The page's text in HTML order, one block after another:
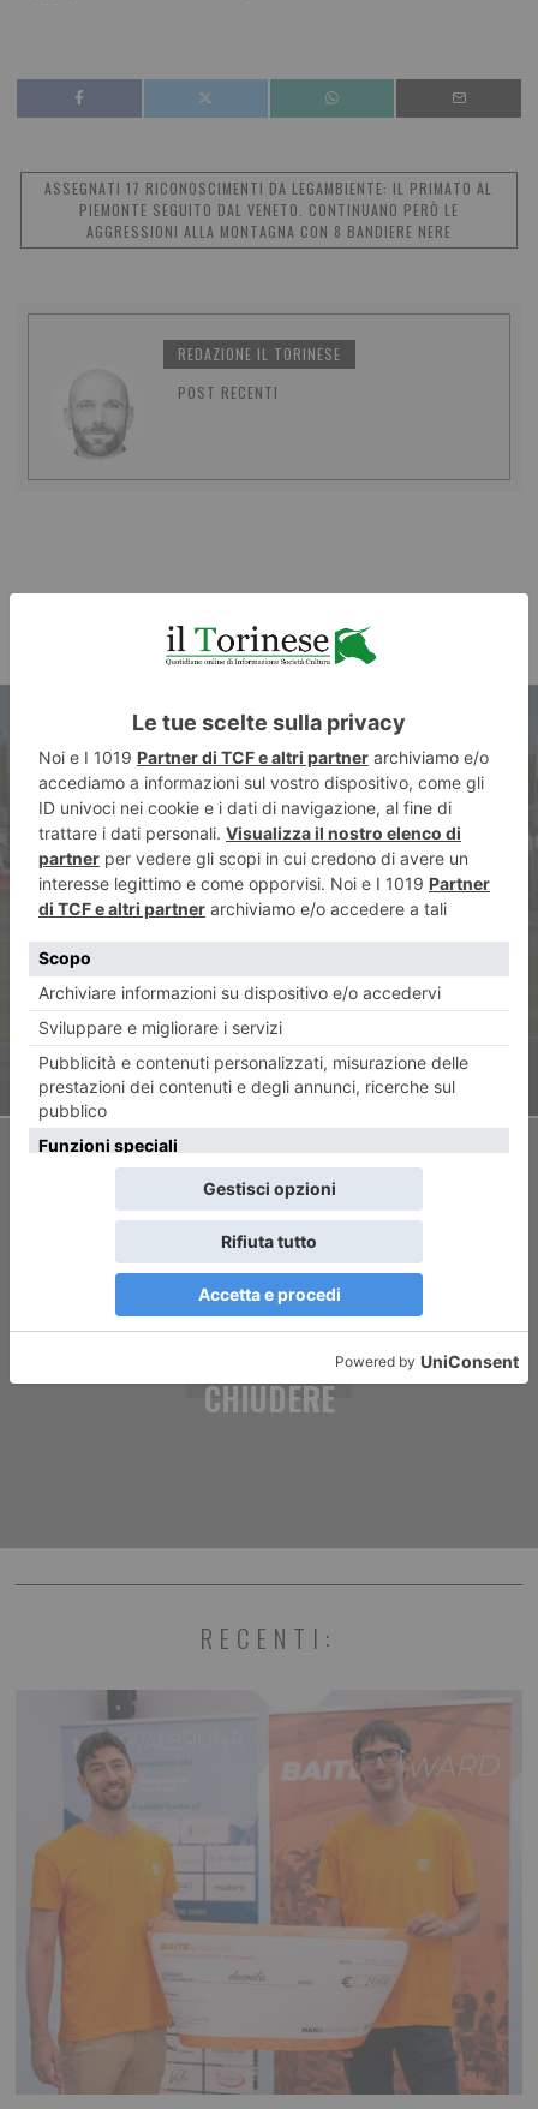
ASSEGNATI 17 RICONOSCIMENTI DA LEGAMBIENTE: IL PRIMATO AL
PIEMONTE SEGUITO DAL VENETO. CONTINUANO PERÒ LE
AGGRESSIONI ALLA MONTAGNA CON 8 BANDIERE NERE
REDAZIONE IL TORINESE
POST RECENTI
ARTICOLO PRECEDENTE
SHELL ECO-MARATHON 2019.
OBIETTIVO: BATTERE I RECORD
D’EFFICIENZA
MAMMA VUOLE COMPRARE LA
SCUOLA PER NON FARLA
CHIUDERE
RECENTI: